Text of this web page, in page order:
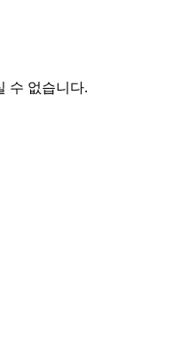
수 없습니다.